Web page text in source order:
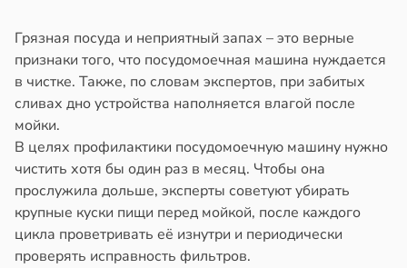
в13:38
Грязная посуда и неприятный запах – это верные
признаки того, что посудомоечная машина нуждается
в чистке. Также, по словам экспертов, при забитых
сливах дно устройства наполняется влагой после
мойки.
В целях профилактики посудомоечную машину нужно
чистить хотя бы один раз в месяц. Чтобы она
прослужила дольше, эксперты советуют убирать
крупные куски пищи перед мойкой, после каждого
цикла проветривать её изнутри и периодически
проверять исправность фильтров.